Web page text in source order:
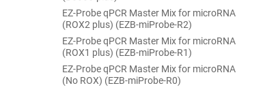
EZ-Probe qPCR Master Mix for microRNA
(ROX2 plus) (EZB-miProbe-R2)
EZ-Probe qPCR Master Mix for microRNA
(ROX1 plus) (EZB-miProbe-R1)
EZ-Probe qPCR Master Mix for microRNA
(No ROX) (EZB-miProbe-R0)